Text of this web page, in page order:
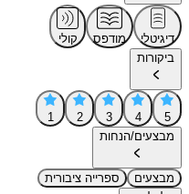
דיגיטלי מודפס
קולי
ביקורות
5
4
3
2
1
מבצעים/הנחות
מבצעים
ספרייה ציבורית